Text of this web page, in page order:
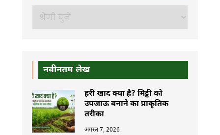
खोजें
नवीनतम लेख
हरी खाद क्या है? मिट्टी को
उपजाऊ बनाने का प्राकृतिक
तरीका
अगस्त 7, 2026